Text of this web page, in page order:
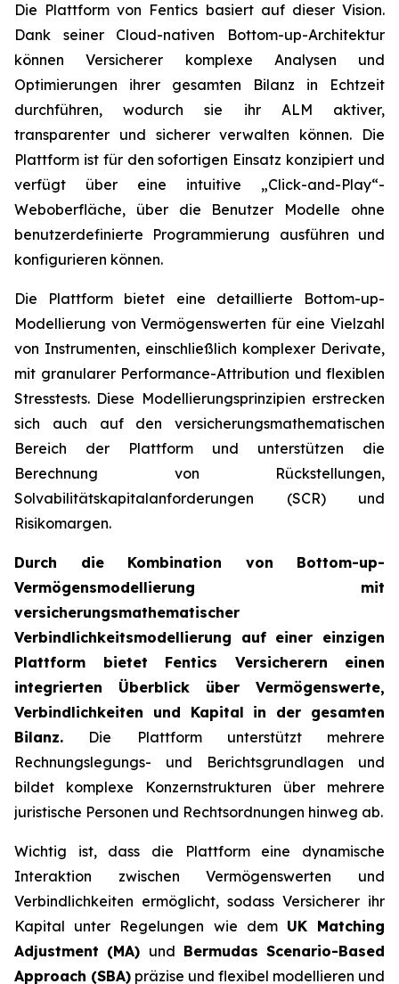
Die Plattform von Fentics basiert auf dieser Vision.
Dank seiner Cloud-nativen Bottom-up-Architektur
können Versicherer komplexe Analysen und
Optimierungen ihrer gesamten Bilanz in Echtzeit
durchführen, wodurch sie ihr ALM aktiver,
transparenter und sicherer verwalten können. Die
Plattform ist für den sofortigen Einsatz konzipiert und
verfügt über eine intuitive „Click-and-Play“-
Weboberfläche, über die Benutzer Modelle ohne
benutzerdefinierte Programmierung ausführen und
konfigurieren können.
Die Plattform bietet eine detaillierte Bottom-up-
Modellierung von Vermögenswerten für eine Vielzahl
von Instrumenten, einschließlich komplexer Derivate,
mit granularer Performance-Attribution und flexiblen
Stresstests. Diese Modellierungsprinzipien erstrecken
sich auch auf den versicherungsmathematischen
Bereich der Plattform und unterstützen die
Berechnung von Rückstellungen,
Solvabilitätskapitalanforderungen (SCR) und
Risikomargen.
Durch die Kombination von Bottom-up-
Vermögensmodellierung mit
versicherungsmathematischer
Verbindlichkeitsmodellierung auf einer einzigen
Plattform bietet Fentics Versicherern einen
integrierten Überblick über Vermögenswerte,
Verbindlichkeiten und Kapital in der gesamten
Bilanz. Die Plattform unterstützt mehrere
Rechnungslegungs- und Berichtsgrundlagen und
bildet komplexe Konzernstrukturen über mehrere
juristische Personen und Rechtsordnungen hinweg ab.
Wichtig ist, dass die Plattform eine dynamische
Interaktion zwischen Vermögenswerten und
Verbindlichkeiten ermöglicht, sodass Versicherer ihr
Kapital unter Regelungen wie dem UK Matching
Adjustment (MA) und Bermudas Scenario-Based
Approach (SBA) präzise und flexibel modellieren und